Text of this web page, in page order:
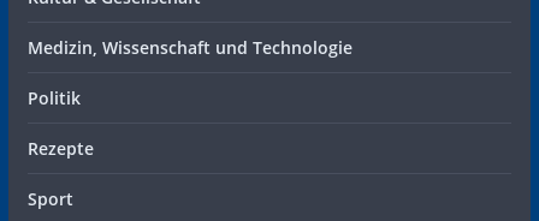
Medizin, Wissenschaft und Technologie
Politik
Rezepte
Sport